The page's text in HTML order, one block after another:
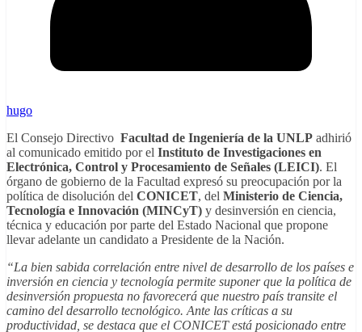
hugo
El Consejo Directivo Facultad de Ingeniería de la UNLP adhirió
al comunicado emitido por el Instituto de Investigaciones en
Electrónica, Control y Procesamiento de Señales (LEICI). El
órgano de gobierno de la Facultad expresó su preocupación por la
política de disolución del CONICET, del Ministerio de Ciencia,
Tecnología e Innovación (MINCyT) y desinversión en ciencia,
técnica y educación por parte del Estado Nacional que propone
llevar adelante un candidato a Presidente de la Nación.
“La bien sabida correlación entre nivel de desarrollo de los países e
inversión en ciencia y tecnología permite suponer que la política de
desinversión propuesta no favorecerá que nuestro país transite el
camino del desarrollo tecnológico. Ante las críticas a su
productividad, se destaca que el CONICET está posicionado entre